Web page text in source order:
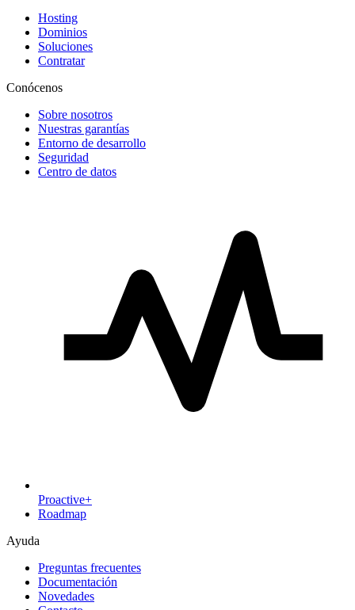
Hosting
Dominios
Soluciones
Contratar
Conócenos
Sobre nosotros
Nuestras garantías
Entorno de desarrollo
Seguridad
Centro de datos
Proactive+
Roadmap
Ayuda
Preguntas frecuentes
Documentación
Novedades